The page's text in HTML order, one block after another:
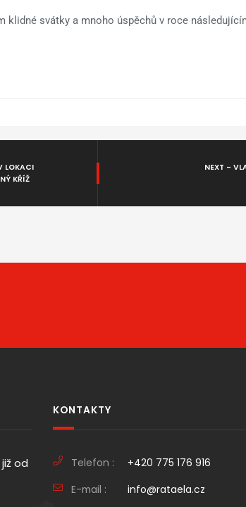
klidné svátky a mnoho úspěchů v roce
LOKACI
KŘÍŽ
NEXT -
od
KONTAKTY
Telefon :
+420 775 176 916
E-mail :
info@rataela.cz